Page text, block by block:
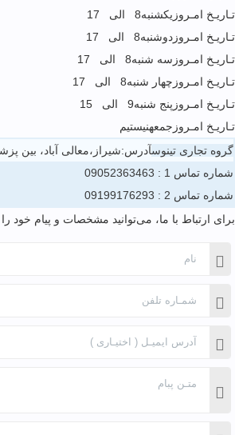
تـاریـخ امـروز یکشنبه8 الی 17
تـاریـخ امـروز دوشنبه8 الی 17
تـاریـخ امـروز سه شنبه8 الی 17
تـاریـخ امـروز چهار شنبه8 الی 17
تـاریـخ امـروز پنج شنبه9 الی 15
تـاریـخ امـروز جمعهنیستیم
گروه تجاری تینوسآدرس:شیراز،معالی آباد، بین
شماره تماس 1 :
شماره تماس 2 :
برای ارتباط با ما، می‌توانید مشخصات و پیام